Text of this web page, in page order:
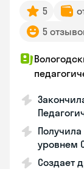
5
5
уровнем
Создает